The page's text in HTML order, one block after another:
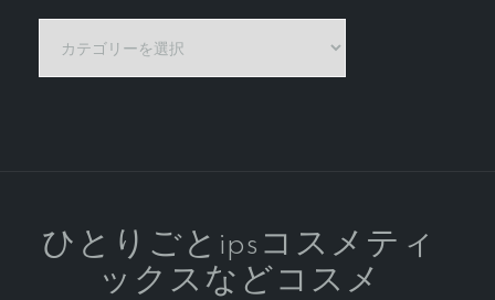
IPS
コ
ひとりごとipsコスメティ
ックスなどコスメ